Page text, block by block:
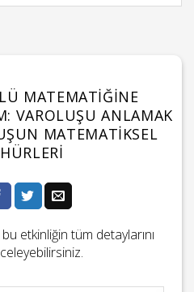
MATEMATIĞINE
VAROLUŞU ANLAMAK
MATEMATIKSEL
bu etkinliğin tüm detaylarını